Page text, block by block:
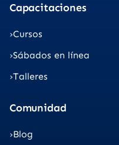
Capacitaciones
Cursos
Sábados en línea
Talleres
Comunidad
Blog